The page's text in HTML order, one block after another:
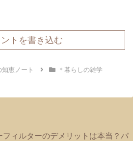
トを書き込む
知恵ノート ＊暮らしの雑学
フィルターのデメリットは本当？パ